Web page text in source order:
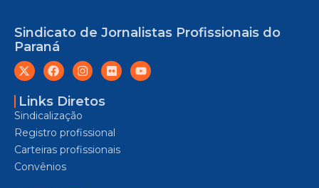
Sindicato de Jornalistas Profissionais do
Paraná
Links Diretos
Sindicalização
Registro profissional
Carteiras profissionais
Convênios